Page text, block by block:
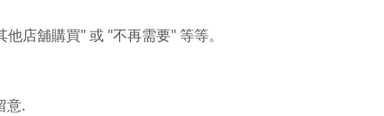
他店舖購買" 或 "不再需要" 等等。
意.